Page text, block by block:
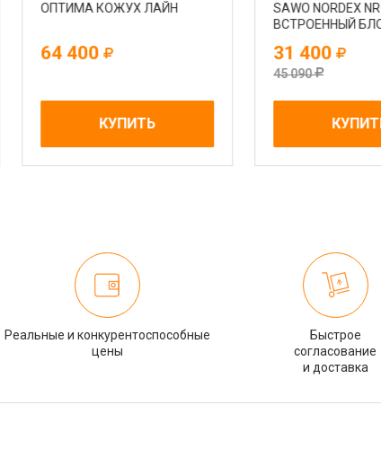
ОПТИМА КОЖУХ ЛАЙН
64 400
КУПИТЬ
SAWO NORDEX NR-
ВСТРОЕННЫЙ БЛОК.
31 400
45 090
КУПИТЬ
Реальные и конкурентоспособные
цены
Быстрое
согласование
и доставка